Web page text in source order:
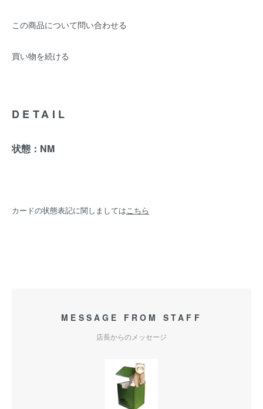
この商品について問い合わせる
買い物を続ける
DETAIL
状態：NM
カードの状態表記に関しましてはこちら
MESSAGE FROM STAFF
店長からのメッセージ